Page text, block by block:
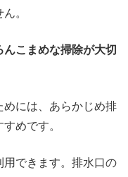
。
こまめな掃除が大切
には、あらかじめ排
めです。
用できます。排水口の